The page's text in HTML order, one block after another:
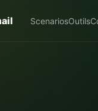
ScenariosOutils